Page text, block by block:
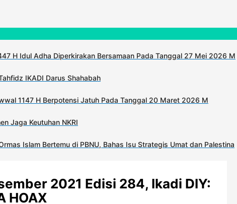
H Idul Adha Diperkirakan Bersamaan Pada Tanggal 27 Mei 2026 M
IKADI Darus Shahabah
1147 H Berpotensi Jatuh Pada Tanggal 20 Maret 2026 M
Jaga Keutuhan NKRI
Islam Bertemu di PBNU, Bahas Isu Strategis Umat dan Palestina
2021 Edisi 284, Ikadi DIY:
HOAX